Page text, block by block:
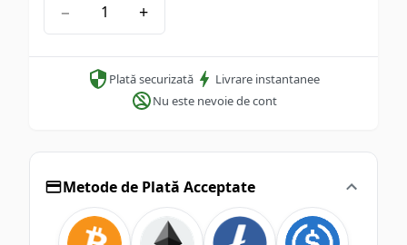
− +
Plată securizată
Livrare instantanee
Nu este nevoie de cont
Metode de Plată Acceptate